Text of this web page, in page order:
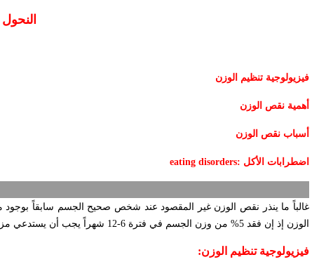
فيزيولوجية تنظيم الوزن
أهمية نقص الوزن
أسباب نقص الوزن
اضطرابات الأكل :eating disorders
غالباً ما ينذر نقص الوزن غير المقصود عند شخص صحيح الجسم سابقاً
الوزن إذ إن فقد 5% من وزن الجسم في فترة 6-12 شهراً يجب أن يستدعي مزيداً من التقييم.
فيزيولوجية تنظيم الوزن: